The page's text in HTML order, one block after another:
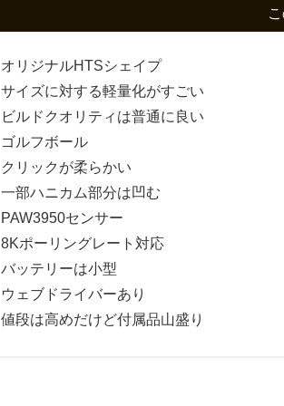
オリジナルHTSシェイプ
サイズに対する軽量化がすごい
ビルドクオリティは普通に良い
ゴルフボール
クリックが柔らかい
一部ハニカム部分は凹む
PAW3950センサー
8Kポーリングレート対応
バッテリーは小型
ウェブドライバーあり
値段は高めだけど付属品山盛り